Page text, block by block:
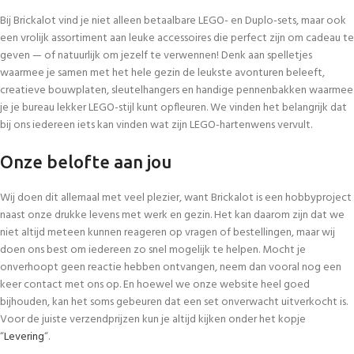
Bij Brickalot vind je niet alleen betaalbare LEGO- en Duplo-sets, maar ook
een vrolijk assortiment aan leuke accessoires die perfect zijn om cadeau te
geven — of natuurlijk om jezelf te verwennen! Denk aan spelletjes
waarmee je samen met het hele gezin de leukste avonturen beleeft,
creatieve bouwplaten, sleutelhangers en handige pennenbakken waarmee
je je bureau lekker LEGO-stijl kunt opfleuren. We vinden het belangrijk dat
bij ons iedereen iets kan vinden wat zijn LEGO-hartenwens vervult.
Onze belofte aan jou
Wij doen dit allemaal met veel plezier, want Brickalot is een hobbyproject
naast onze drukke levens met werk en gezin. Het kan daarom zijn dat we
niet altijd meteen kunnen reageren op vragen of bestellingen, maar wij
doen ons best om iedereen zo snel mogelijk te helpen. Mocht je
onverhoopt geen reactie hebben ontvangen, neem dan vooral nog een
keer contact met ons op. En hoewel we onze website heel goed
bijhouden, kan het soms gebeuren dat een set onverwacht uitverkocht is.
Voor de juiste verzendprijzen kun je altijd kijken onder het kopje
“Levering“.